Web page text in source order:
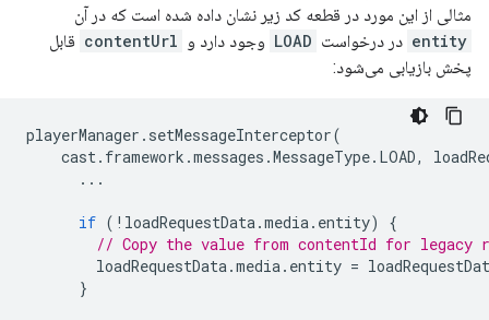
مثالی از این مورد در قطعه کد زیر نشان داده شده است که در آن
entity در درخواست LOAD وجود دارد و contentUrl قابل
پخش بازیابی می‌شود:
playerManager . setMessageInterceptor(
cast. framework .messages .MessageType. LOAD,
...
if ( ! loadRequestData.media. entity)
{
// Copy the value from contentId for legacy
loadRequestData.media. entity =
}